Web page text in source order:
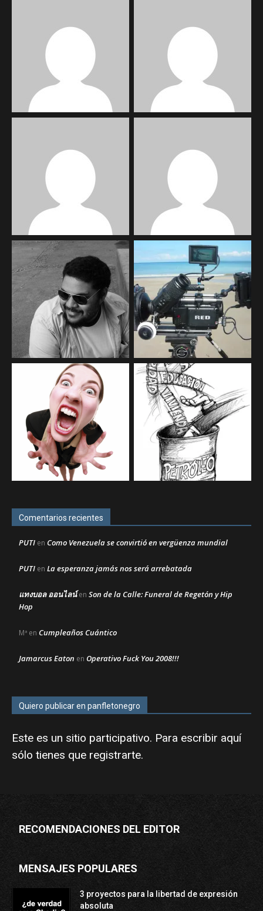
Comentarios recientes
PUTI en Como Venezuela se convirtió en vergüenza mundial
PUTI en La esperanza jamás nos será arrebatada
แทงบอล ออนไลน์en Son de la Calle: Funeral de Regetón y Hip
Hop
Mª en Cumpleaños Cuántico
Jamarcus Eaton en Operativo Fuck You 2008!!!
Quiero publicar en panfletonegro
Este es un sitio participativo. Para escribir aquí
sólo tienes que registrarte.
RECOMENDACIONES DEL EDITOR
MENSAJES POPULARES
3 proyectos para la libertad de expresión
absoluta